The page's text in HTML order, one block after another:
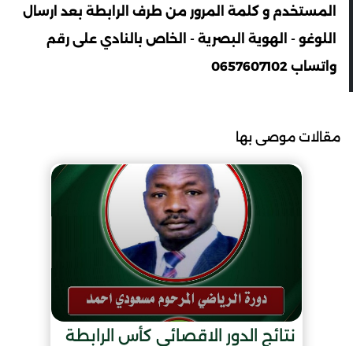
المستخدم و كلمة المرور من طرف الرابطة بعد ارسال
اللوغو - الهوية البصرية - الخاص بالنادي على رقم
واتساب 0657607102
مقالات موصى بها
نتائج الدور الاقصائي كأس الرابطة